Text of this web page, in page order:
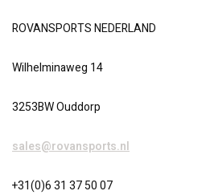
ROVANSPORTS NEDERLAND
Wilhelminaweg 14
3253BW Ouddorp
sales@rovansports.nl
+31(0)6 31 37 50 07